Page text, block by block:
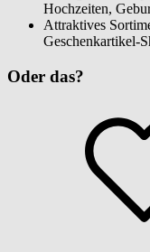
Hochzeiten,
Attraktives
Geschenkartikel-
Oder das?